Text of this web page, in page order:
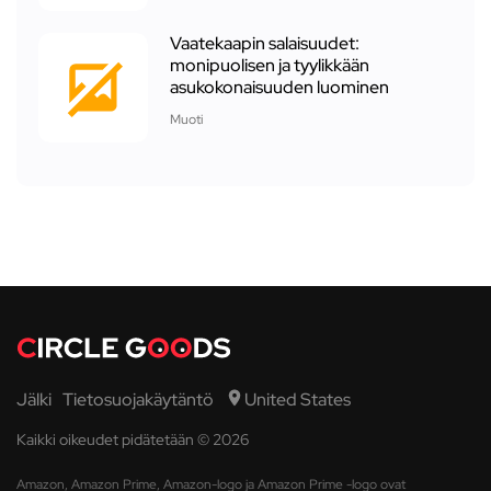
Vaatekaapin salaisuudet:
monipuolisen ja tyylikkään
asukokonaisuuden luominen
Muoti
Jälki Tietosuojakäytäntö United States
Kaikki oikeudet pidätetään © 2026
Amazon, Amazon Prime, Amazon-logo ja Amazon Prime -logo ovat